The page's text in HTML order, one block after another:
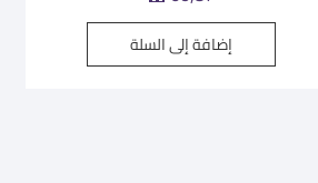
إضافة إلى السلة